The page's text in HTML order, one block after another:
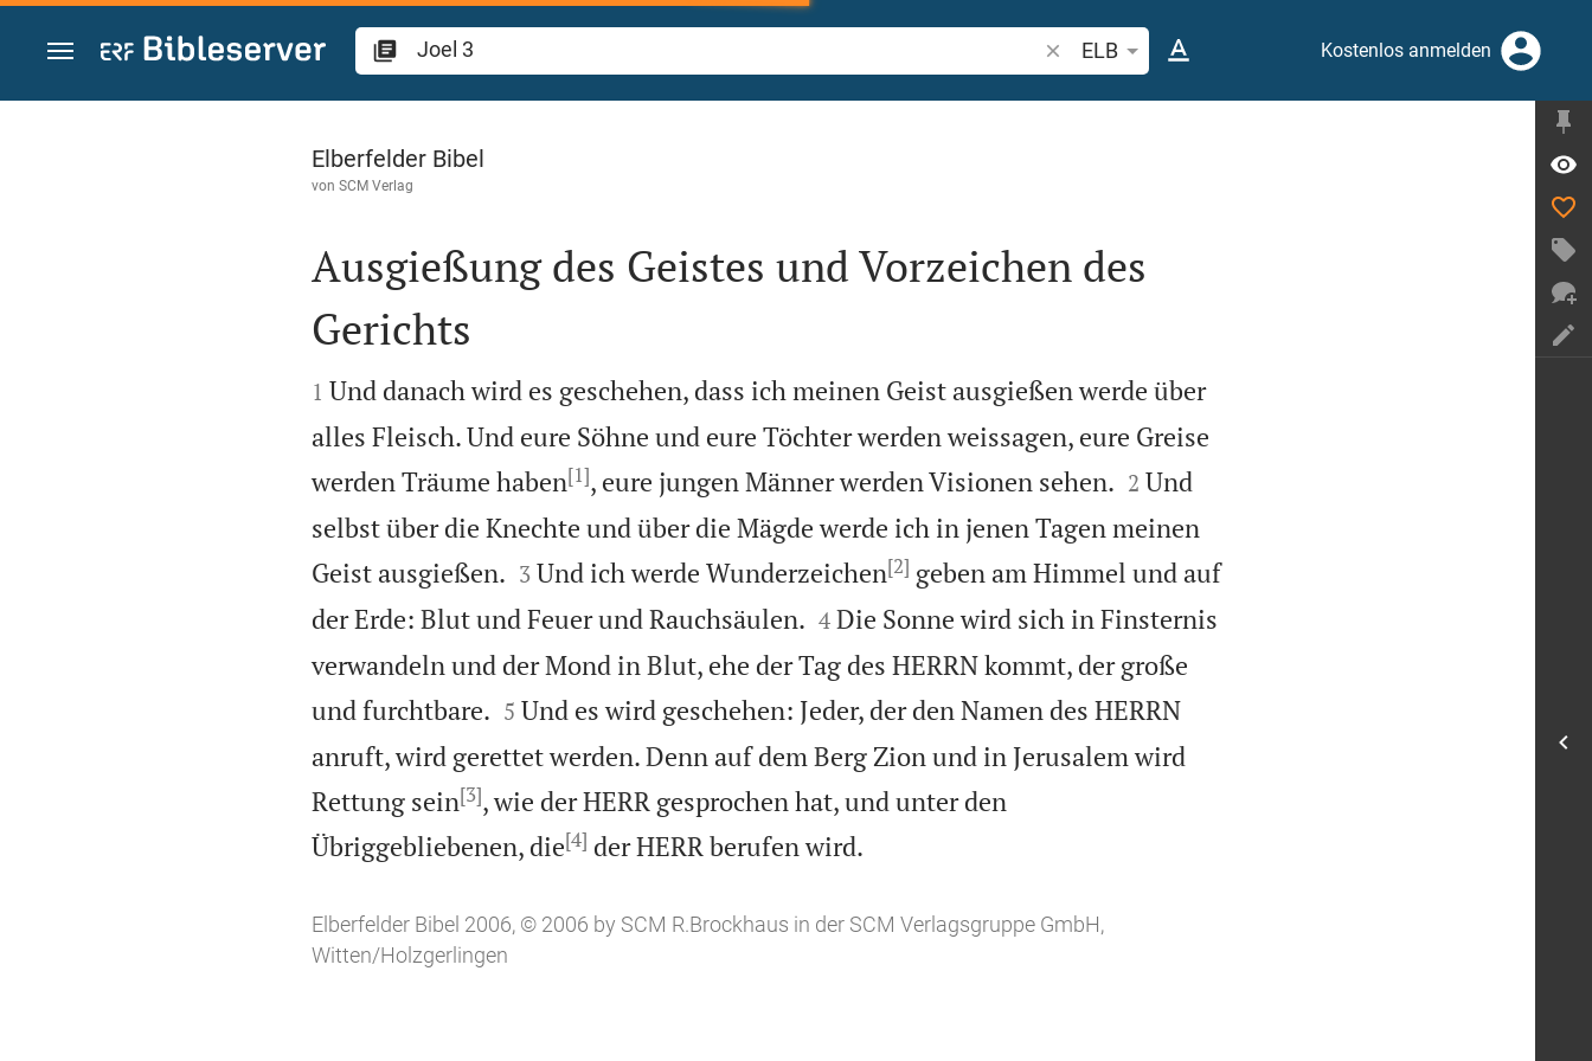
Zum Inhalt springen
Bibelstelle oder Begriff suchen
ELB Kostenlos anmelden
Joel 3
Elberfelder Bibel
von SCM Verlag

Ausgießung des Geistes und Vorzeichen des
Gerichts

1 Und danach wird es geschehen, dass ich meinen Geist ausgießen werde über
alles Fleisch. Und eure Söhne und eure Töchter werden weissagen, eure Greise
werden Träume haben[1], eure jungen Männer werden Visionen sehen.
2 Und
selbst über die Knechte und über die Mägde werde ich in jenen Tagen meinen
Geist ausgießen.
3 Und ich werde Wunderzeichen[2] geben am Himmel und auf
der Erde: Blut und Feuer und Rauchsäulen.
4 Die Sonne wird sich in Finsternis
verwandeln und der Mond in Blut, ehe der Tag des HERRN kommt, der große
und furchtbare.
5 Und es wird geschehen: Jeder, der den Namen des HERRN
anruft, wird gerettet werden. Denn auf dem Berg Zion und in Jerusalem wird
Rettung sein[3], wie der HERR gesprochen hat, und unter den
Übriggebliebenen, die[4] der HERR berufen wird.
Elberfelder Bibel 2006, © 2006 by SCM R.Brockhaus in der SCM Verlagsgruppe GmbH,
Witten/Holzgerlingen